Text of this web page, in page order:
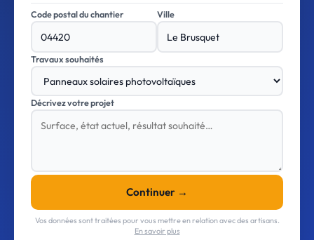
Code postal du chantier Ville
Travaux souhaités
Décrivez votre projet
Continuer →
Vos données sont traitées pour vous mettre en relation avec des artisans.
En savoir plus